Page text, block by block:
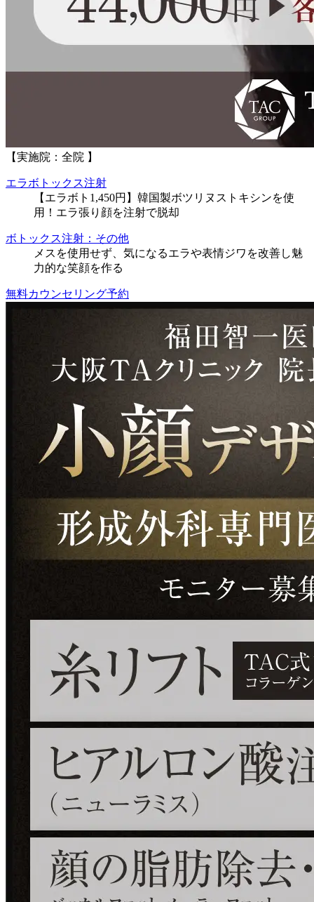
【実施院：全院 】
エラボトックス注射
【エラボト1,450円】韓国製ボツリヌストキシンを使
用！エラ張り顔を注射で脱却
ボトックス注射：その他
メスを使用せず、気になるエラや表情ジワを改善し魅
力的な笑顔を作る
無料カウンセリング予約